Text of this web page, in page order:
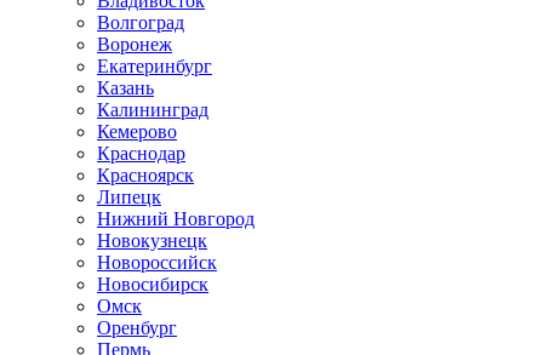
Волгоград
Воронеж
Екатеринбург
Казань
Калининград
Кемерово
Краснодар
Красноярск
Липецк
Нижний Новгород
Новокузнецк
Новороссийск
Новосибирск
Омск
Оренбург
Пермь